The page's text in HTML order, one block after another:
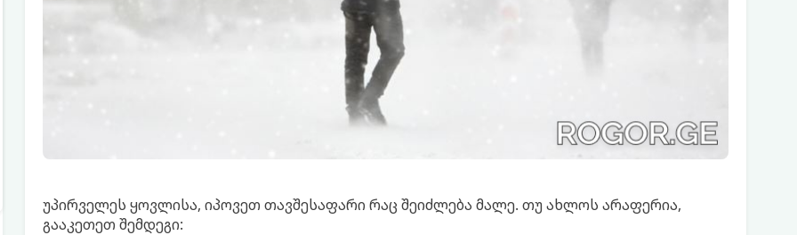
უპირველეს ყოვლისა, იპოვეთ თავშესაფარი რაც შეიძლება მალე. თუ ახლოს არაფერია,
გააკეთეთ შემდეგი: